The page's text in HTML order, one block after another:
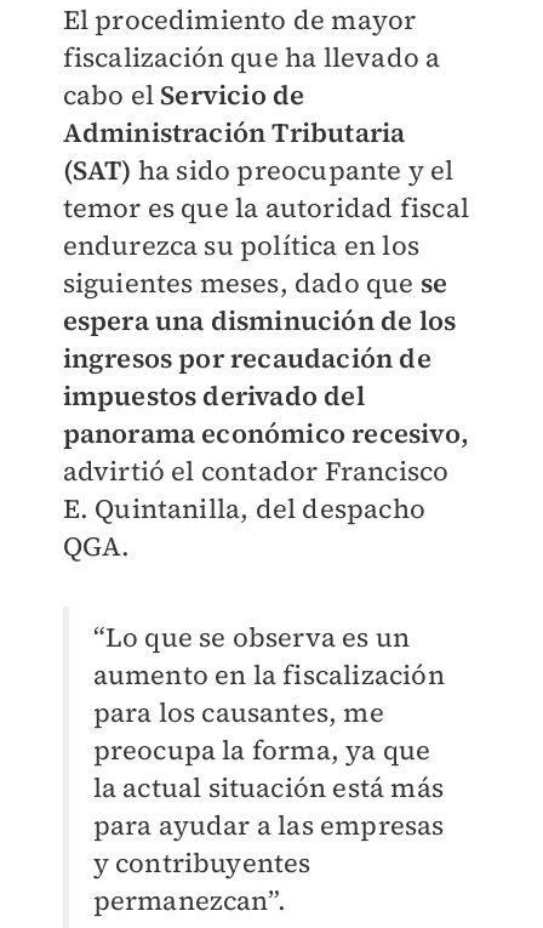
El procedimiento de mayor
fiscalización que ha llevado a
cabo el Servicio de
Administración Tributaria
(SAT) ha sido preocupante y el
temor es que la autoridad fiscal
endurezca su política en los
siguientes meses, dado que se
espera una disminución de los
ingresos por recaudación de
impuestos derivado del
panorama económico recesivo,
advirtió el contador Francisco
E. Quintanilla, del despacho
QGA.
“Lo que se observa es un
aumento en la fiscalización
para los causantes, me
preocupa la forma, ya que
la actual situación está más
para ayudar a las empresas
y contribuyentes
permanezcan”.